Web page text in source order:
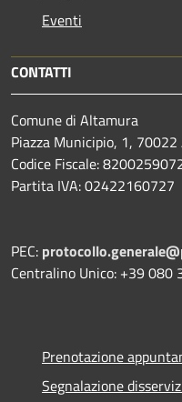
Eventi
CONTATTI
Comune di Altamura
Piazza Municipio, 1,
Codice Fiscale:
Partita IVA: 02422160727
PEC:
Centralino Unico: +39 080
Prenotazione
Segnalazione